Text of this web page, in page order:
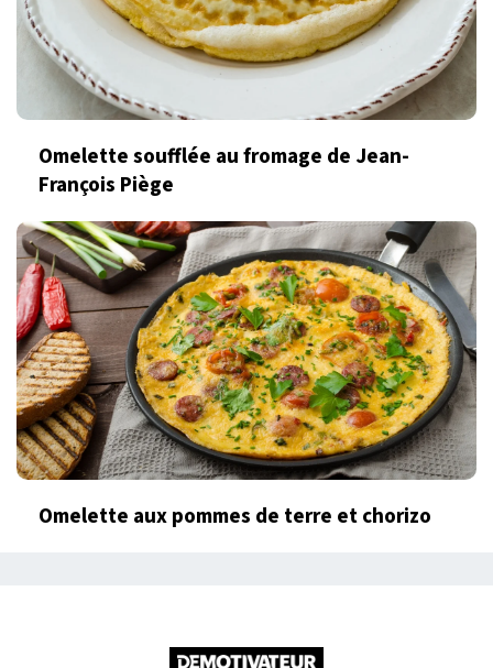
Omelette soufflée au fromage de Jean-
François Piège
Omelette aux pommes de terre et chorizo